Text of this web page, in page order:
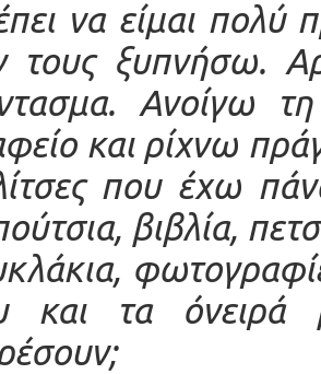
να είμαι πολύ
τους ξυπνήσω.
Ανοίγω
και ρίχνω
που έχω
βιβλία,
και τα όνειρά